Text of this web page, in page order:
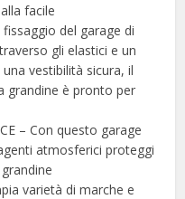
facile
del garage di
gli elastici e un
vestibilità sicura, il
grandine è pronto per
– Con questo garage
atmosferici proteggi
varietà di marche e